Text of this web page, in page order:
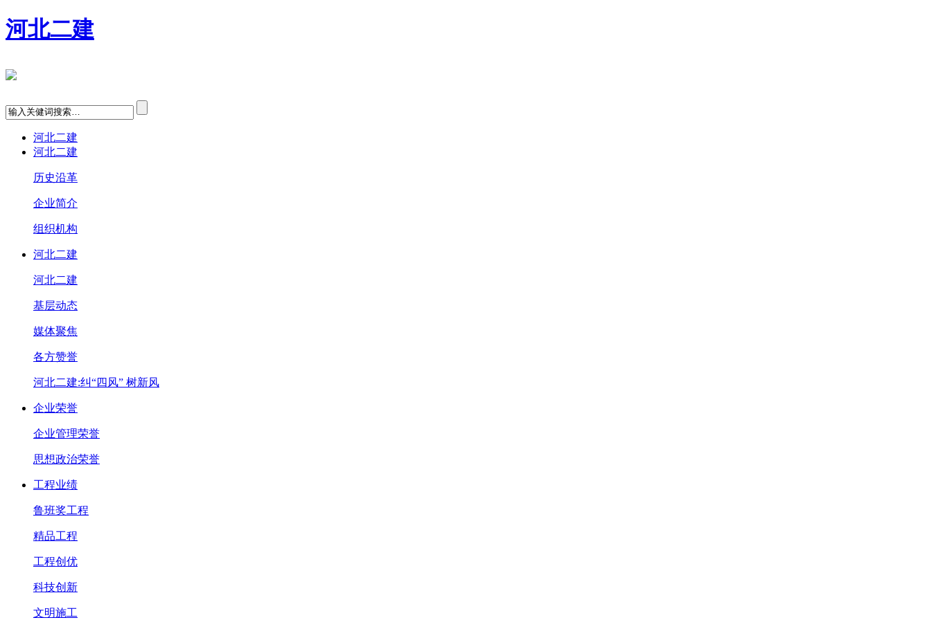
河北二建
河北二建
河北二建
历史沿革
企业简介
组织机构
河北二建
河北二建
基层动态
媒体聚焦
各方赞誉
河北二建:纠“四风” 树新风
企业荣誉
企业管理荣誉
思想政治荣誉
工程业绩
鲁班奖工程
精品工程
工程创优
科技创新
文明施工